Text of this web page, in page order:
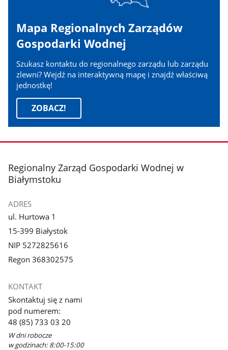
Mapa Regionalnych Zarządów
Gospodarki Wodnej
Szukasz kontaktu do regionalnego zarządu lub zarządu
zlewni? Wejdź na interaktywną mapę i znajdź właściwą
jednostkę!
ZOBACZ!
stopka
Regionalny Zarząd Gospodarki Wodnej w
Białymstoku
ADRES
ul. Hurtowa 1
15-399 Białystok
NIP 5272825616
Regon 368302575
KONTAKT
Skontaktuj się z nami
pod numerem:
48 (85) 733 03 20
W dni robocze
w godzinach: 8:00-15:00